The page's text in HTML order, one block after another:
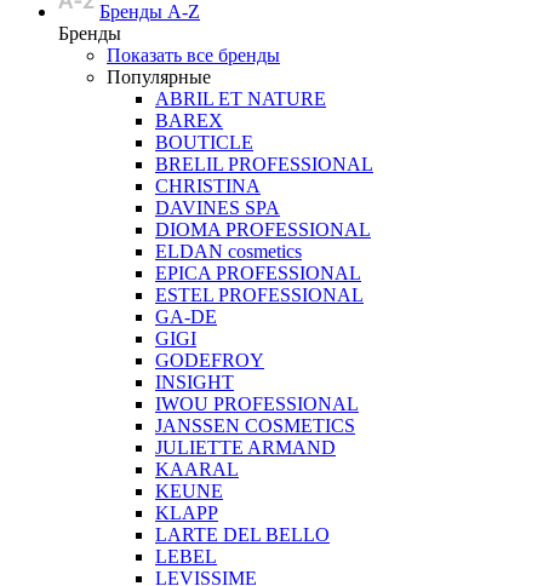
Бренды A-Z
Бренды
Показать все бренды
Популярные
ABRIL ET NATURE
BAREX
BOUTICLE
BRELIL PROFESSIONAL
CHRISTINA
DAVINES SPA
DIOMA PROFESSIONAL
ELDAN cosmetics
EPICA PROFESSIONAL
ESTEL PROFESSIONAL
GA-DE
GIGI
GODEFROY
INSIGHT
IWOU PROFESSIONAL
JANSSEN COSMETICS
JULIETTE ARMAND
KAARAL
KEUNE
KLAPP
LARTE DEL BELLO
LEBEL
LEVISSIME